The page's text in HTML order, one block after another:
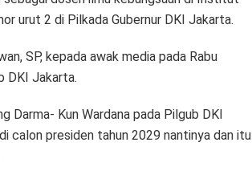
urut 2 di Pilkada Gubernur DKI Jakarta.
SP, kepada awak media pada Rabu
DKI Jakarta.
Darma- Kun Wardana pada Pilgub DKI
calon presiden tahun 2029 nantinya dan itu